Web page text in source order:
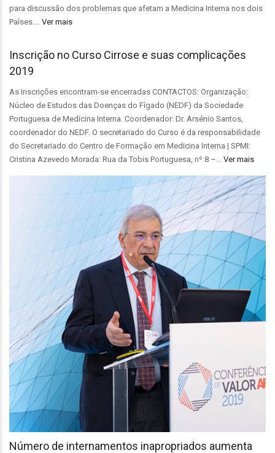
para discussão dos problemas que afetam a Medicina Interna nos dois
Países.… Ver mais
Inscrição no Curso Cirrose e suas complicações
2019
As Inscrições encontram-se encerradas CONTACTOS: Organização:
Núcleo de Estudos das Doenças do Fígado (NEDF) da Sociedade
Portuguesa de Medicina Interna. Coordenador: Dr. Arsénio Santos,
coordenador do NEDF. O secretariado do Curso é da responsabilidade
do Secretariado do Centro de Formação em Medicina Interna | SPMI:
Cristina Azevedo Morada: Rua da Tobis Portuguesa, nº 8 –… Ver mais
Número de internamentos inapropriados aumenta